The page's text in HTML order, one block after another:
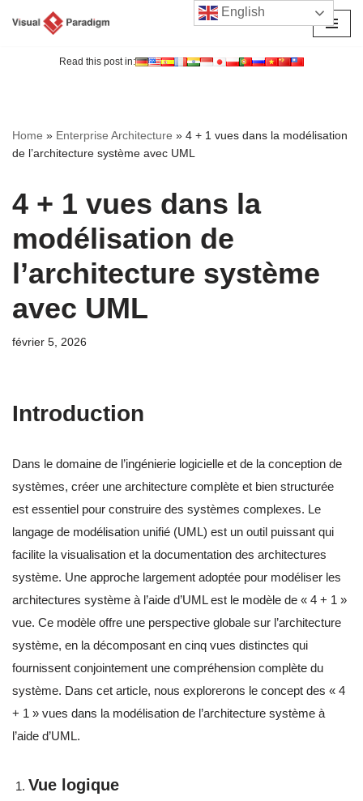
Read this post in:
Home » Enterprise Architecture » 4 + 1 vues dans la modélisation
de l’architecture système avec UML
4 + 1 vues dans la
modélisation de
l’architecture système
avec UML
février 5, 2026
Introduction
Dans le domaine de l’ingénierie logicielle et de la conception de
systèmes, créer une architecture complète et bien structurée
est essentiel pour construire des systèmes complexes. Le
langage de modélisation unifié (UML) est un outil puissant qui
facilite la visualisation et la documentation des architectures
système. Une approche largement adoptée pour modéliser les
architectures système à l’aide d’UML est le modèle de « 4 + 1 »
vue. Ce modèle offre une perspective globale sur l’architecture
système, en la décomposant en cinq vues distinctes qui
fournissent conjointement une compréhension complète du
système. Dans cet article, nous explorerons le concept des « 4
+ 1 » vues dans la modélisation de l’architecture système à
l’aide d’UML.
Vue logique
English